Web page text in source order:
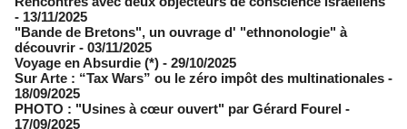
- 13/11/2025
"Bande de Bretons", un ouvrage d' "ethnonologie" à
découvrir - 03/11/2025
Voyage en Absurdie (*) - 29/10/2025
Sur Arte : “Tax Wars” ou le zéro impôt des multinationales -
18/09/2025
PHOTO : "Usines à cœur ouvert" par Gérard Fourel -
17/09/2025